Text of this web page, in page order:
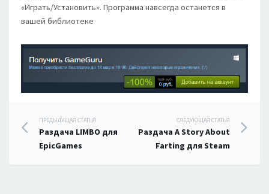
«Играть/Установить». Программа навсегда останется в
вашей библиотеке
Навигация
по
записям
ПРЕДЫДУЩАЯ СТАТЬЯ
Раздача LIMBO для
EpicGames
СЛЕДУЮЩАЯ СТАТЬЯ
Раздача A Story About
Farting для Steam